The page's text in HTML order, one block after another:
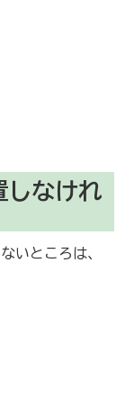
しなけれ
いところは、